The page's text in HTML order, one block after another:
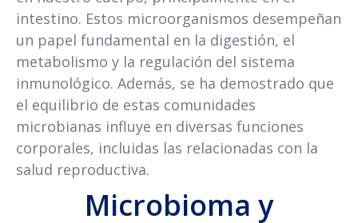
intestino. Estos microorganismos desempeñan
un papel fundamental en la digestión, el
metabolismo y la regulación del sistema
inmunológico. Además, se ha demostrado que
el equilibrio de estas comunidades
microbianas influye en diversas funciones
corporales, incluidas las relacionadas con la
salud reproductiva.
Microbioma y